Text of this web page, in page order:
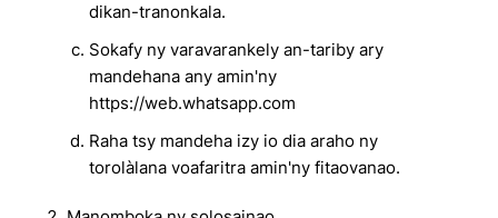
dikan-tranonkala.
Sokafy ny varavarankely an-tariby ary
mandehana any amin'ny
https://web.whatsapp.com
Raha tsy mandeha izy io dia araho ny
torolàlana voafaritra amin'ny fitaovanao.